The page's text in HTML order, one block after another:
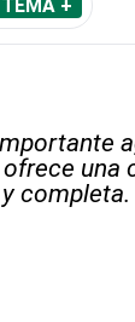
TEMA +
una
completa.